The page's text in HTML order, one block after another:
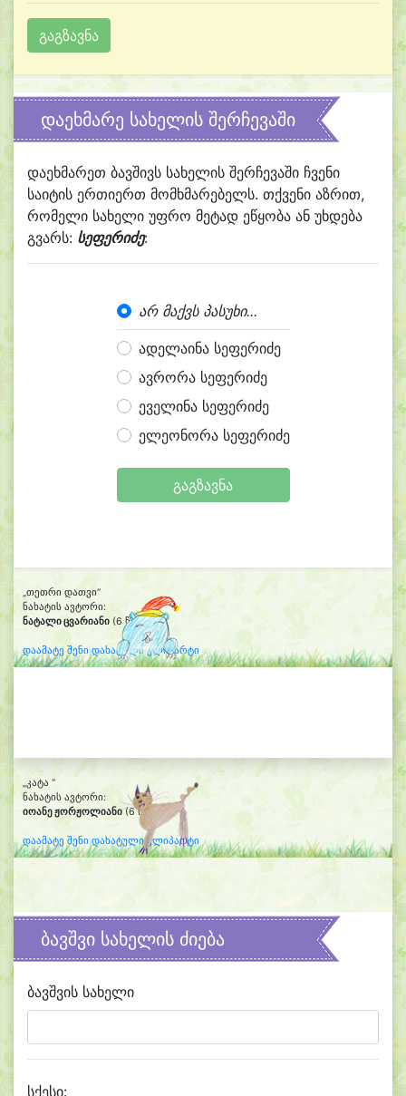
დაეხმარე სახელის შერჩევაში
დაეხმარეთ ბავშივს სახელის შერჩევაში ჩვენი
საიტის ერთიერთ მომხმარებელს. თქვენი აზრით,
რომელი სახელი უფრო მეტად ეწყობა ან უხდება
გვარს: სეფერიძე:
არ მაქვს პასუხი...
ადელაინა სეფერიძე
ავრორა სეფერიძე
ეველინა სეფერიძე
ელეონორა სეფერიძე
გაგზავნა
„თეთრი დათვი“
ნახატის ავტორი:
ნატალი ცვარიანი (6 წლის)
დაამატე შენი დახატული კლიპარტი
„კატა “
ნახატის ავტორი:
იოანე ჟორჟოლიანი(6 წლის)
დაამატე შენი დახატული კლიპარტი
ბავშვი სახელის ძიება
ბავშვის სახელი
სქესი: